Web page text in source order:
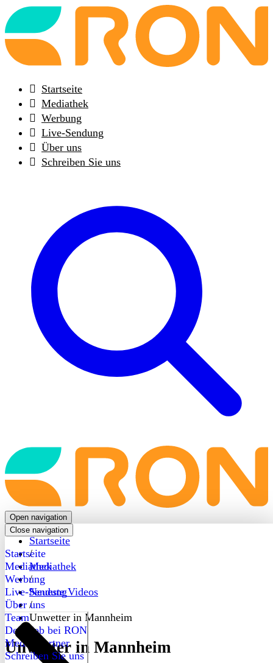
Back
to
frontpage
Startseite
Mediathek
Werbung
Live-Sendung
Über uns
Schreiben Sie uns
Back
to
frontpage
Open navigation
Close navigation
Startseite
Mediathek
Werbung
Live-Sendung
Über uns
Team
Dein Job bei RON
Medienpartner
Schreiben Sie uns
Startseite
/
Mediathek
/
Neueste Videos
/
Unwetter in Mannheim
Unwetter in Mannheim